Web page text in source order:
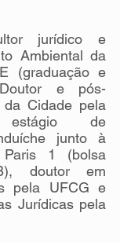
jurídico e
Ambiental da
(graduação e
Doutor e pós-
Cidade pela
de
junto à
Paris 1 (bolsa
doutor em
pela UFCG e
Jurídicas pela